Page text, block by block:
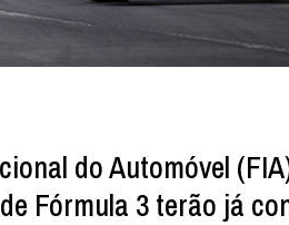
do Automóvel
Fórmula 3 terão já